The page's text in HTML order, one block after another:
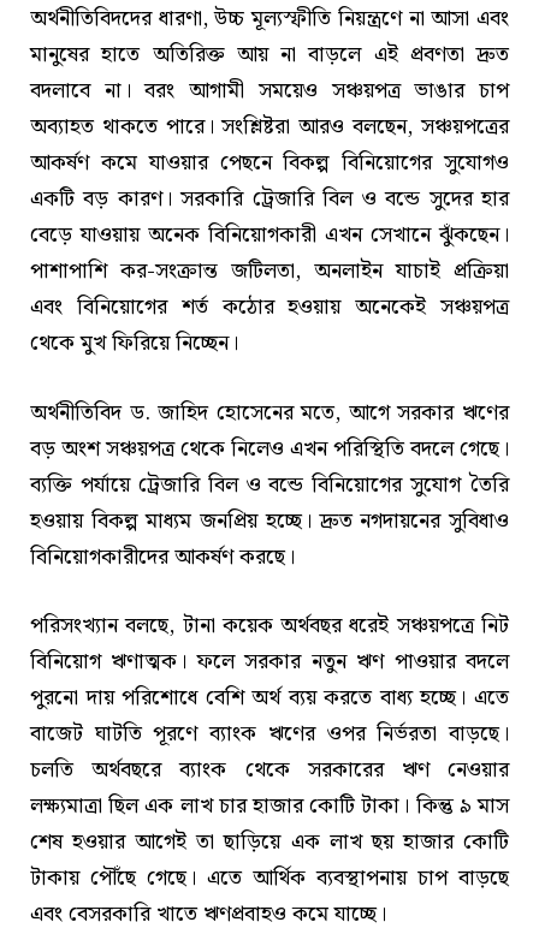
অর্থনীতিবিদদের ধারণা, উচ্চ মূল্যস্ফীতি নিয়ন্ত্রণে না আসা এবং
মানুষের হাতে অতিরিক্ত আয় না বাড়লে এই প্রবণতা দ্রুত
বদলাবে না। বরং আগামী সময়েও সঞ্চয়পত্র ভাঙার চাপ
অব্যাহত থাকতে পারে। সংশ্লিষ্টরা আরও বলছেন, সঞ্চয়পত্রের
আকর্ষণ কমে যাওয়ার পেছনে বিকল্প বিনিয়োগের সুযোগও
একটি বড় কারণ। সরকারি ট্রেজারি বিল ও বন্ডে সুদের হার
বেড়ে যাওয়ায় অনেক বিনিয়োগকারী এখন সেখানে ঝুঁকছেন।
পাশাপাশি কর-সংক্রান্ত জটিলতা, অনলাইন যাচাই প্রক্রিয়া
এবং বিনিয়োগের শর্ত কঠোর হওয়ায় অনেকেই সঞ্চয়পত্র
থেকে মুখ ফিরিয়ে নিচ্ছেন।
অর্থনীতিবিদ ড. জাহিদ হোসেনের মতে, আগে সরকার ঋণের
বড় অংশ সঞ্চয়পত্র থেকে নিলেও এখন পরিস্থিতি বদলে গেছে।
ব্যক্তি পর্যায়ে ট্রেজারি বিল ও বন্ডে বিনিয়োগের সুযোগ তৈরি
হওয়ায় বিকল্প মাধ্যম জনপ্রিয় হচ্ছে। দ্রুত নগদায়নের সুবিধাও
বিনিয়োগকারীদের আকর্ষণ করছে।
পরিসংখ্যান বলছে, টানা কয়েক অর্থবছর ধরেই সঞ্চয়পত্রে নিট
বিনিয়োগ ঋণাত্মক। ফলে সরকার নতুন ঋণ পাওয়ার বদলে
পুরনো দায় পরিশোধে বেশি অর্থ ব্যয় করতে বাধ্য হচ্ছে। এতে
বাজেট ঘাটতি পূরণে ব্যাংক ঋণের ওপর নির্ভরতা বাড়ছে।
চলতি অর্থবছরে ব্যাংক থেকে সরকারের ঋণ নেওয়ার
লক্ষ্যমাত্রা ছিল এক লাখ চার হাজার কোটি টাকা। কিন্তু ৯ মাস
শেষ হওয়ার আগেই তা ছাড়িয়ে এক লাখ ছয় হাজার কোটি
টাকায় পৌঁছে গেছে। এতে আর্থিক ব্যবস্থাপনায় চাপ বাড়ছে
এবং বেসরকারি খাতে ঋণপ্রবাহও কমে যাচ্ছে।